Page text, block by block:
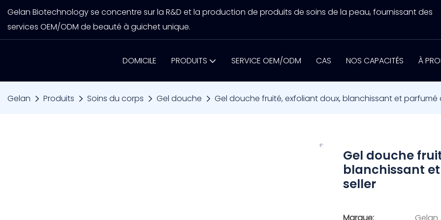
Gelan Biotechnology se concentre sur la R&D et la production de produits de soins de la peau, fournissant des
services OEM/ODM de beauté à guichet unique.
DOMICILE PRODUITS SERVICE OEM/ODM CAS NOS CAPACITÉS À
Gelan Produits Soins du corps Gel douche Gel douche fruité, exfoliant doux, blanchissant et parfumé
Gel douche
blanchissant
seller